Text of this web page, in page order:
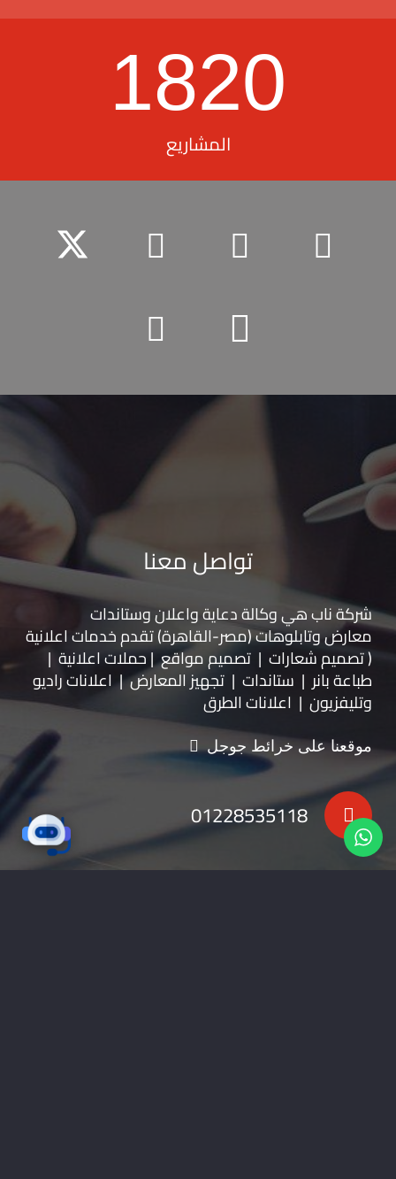
1820
المشاريع
تواصل معنا
شركة ناب هي وكالة دعاية واعلان وستاندات
معارضوتابلوهات(مصر-القاهرة) تقدم خدمات اعلانية
( تصميم شعارات | تصميم مواقع | حملات اعلانية |
طباعة بانر | ستاندات | تجهيز المعارض | اعلانات راديو
وتليفزيون | اعلانات الطرق
موقعنا على خرائط جوجل
01228535118